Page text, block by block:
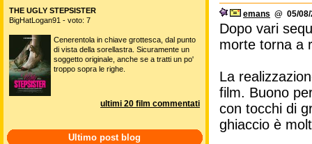
emans @ 05/
Dopo vari
morte torna a
La
film. Buono
con tocchi di
ghiaccio è
THE UGLY STEPSISTER
BigHatLogan91 - voto: 7
Cenerentola in chiave grottesca, dal punto
di vista della sorellastra. Sicuramente un
soggetto originale, anche se a tratti un po'
troppo sopra le righe.
ultimi 20 film commentati
Ultimo post blog